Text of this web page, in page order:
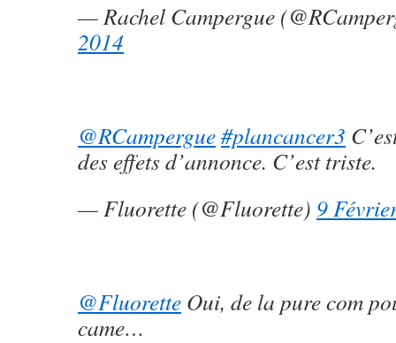
— Rachel Campergue
2014
@RCampergue#plancancer3
des effets d’annonce. C’est triste.
— Fluorette (@Fluorette) 9
@Fluorette Oui, de la pure com
came…